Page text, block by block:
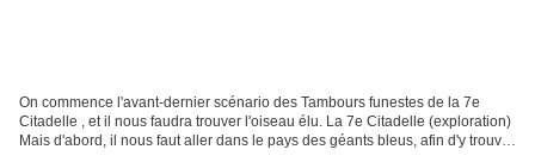
On commence l'avant-dernier scénario des Tambours funestes de la 7e
Citadelle , et il nous faudra trouver l'oiseau élu. La 7e Citadelle (exploration)
Mais d'abord, il nous faut aller dans le pays des géants bleus, afin d'y trouver